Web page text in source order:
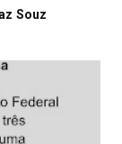
Souz